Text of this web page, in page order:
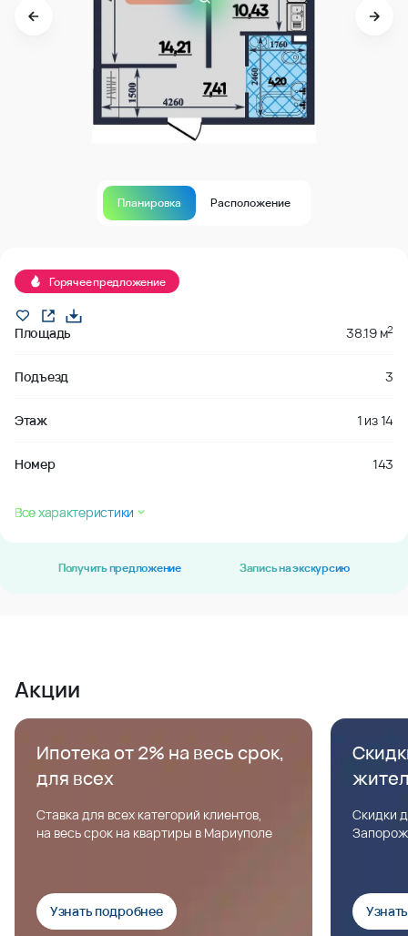
Планировка Расположение
Горячее предложение
Площадь 38.19 м2
Подъезд 3
Этаж 1 из14
Номер 143
Все характеристики
Получить предложение Запись на экскурсию
Акции
Ипотека от 2% на весь срок,
для всех
Ставка для всех категорий клиентов,
на весь срок на квартиры в Мариуполе
Узнать подробнее
Скидки